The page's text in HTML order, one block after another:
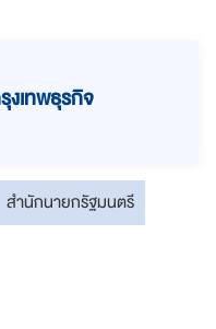
งเทพธุรกิจ
สำนักนายกรัฐมนตรี